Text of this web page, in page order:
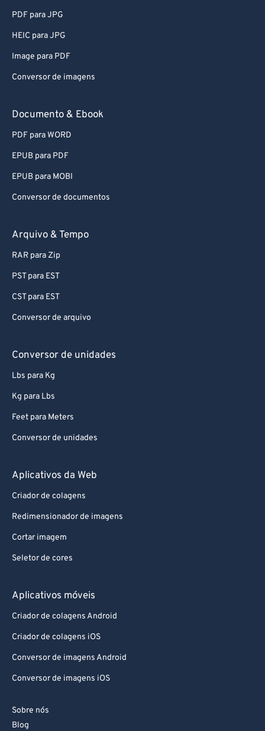
PDF para JPG
HEIC para JPG
Image para PDF
Conversor de imagens
Documento & Ebook
PDF para WORD
EPUB para PDF
EPUB para MOBI
Conversor de documentos
Arquivo & Tempo
RAR para Zip
PST para EST
CST para EST
Conversor de arquivo
Conversor de unidades
Lbs para Kg
Kg para Lbs
Feet para Meters
Conversor de unidades
Aplicativos da Web
Criador de colagens
Redimensionador de imagens
Cortar imagem
Seletor de cores
Aplicativos móveis
Criador de colagens Android
Criador de colagens iOS
Conversor de imagens Android
Conversor de imagens iOS
Sobre nós
Blog